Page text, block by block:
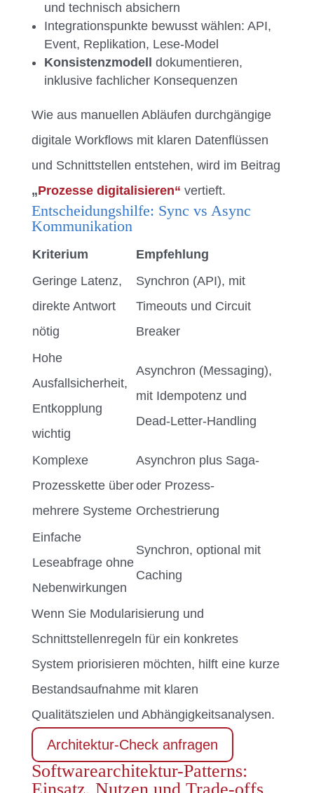
und technisch absichern
Integrationspunkte bewusst wählen: API,
Event, Replikation, Lese-Model
Konsistenzmodell
dokumentieren,
inklusive fachlicher Konsequenzen
Wie aus manuellen Abläufen durchgängige
digitale Workflows mit klaren Datenflüssen
und Schnittstellen entstehen, wird im Beitrag
„Prozesse digitalisieren“ vertieft.
Entscheidungshilfe: Sync vs Async
Kommunikation
Kriterium
Empfehlung
Geringe Latenz,
direkte Antwort
nötig
Synchron (API), mit
Timeouts und Circuit
Breaker
Hohe
Ausfallsicherheit,
Entkopplung
wichtig
Asynchron (Messaging),
mit Idempotenz und
Dead-Letter-Handling
Komplexe
Prozesskette über
mehrere Systeme
Asynchron plus Saga-
oder Prozess-
Orchestrierung
Einfache
Leseabfrage ohne
Nebenwirkungen
Synchron, optional mit
Caching
Wenn Sie Modularisierung und
Schnittstellenregeln für ein konkretes
System priorisieren möchten, hilft eine kurze
Bestandsaufnahme mit klaren
Qualitätszielen und Abhängigkeitsanalysen.
Architektur-Check anfragen
Softwarearchitektur-Patterns: